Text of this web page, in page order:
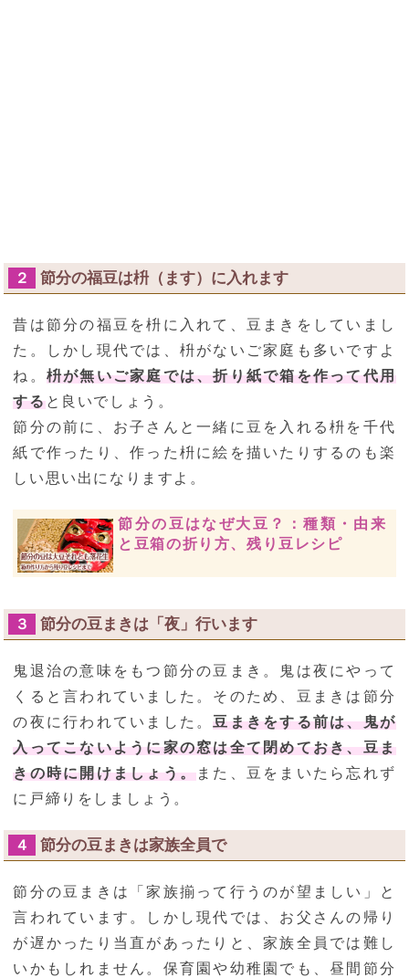
２ 節分の福豆は枡（ます）に入れます
昔は節分の福豆を枡に入れて、豆まきをしていまし
た。しかし現代では、枡がないご家庭も多いですよ
ね。 枡が無いご家庭では、折り紙で箱を作って代用
すると良いでしょう。
節分の前に、お子さんと一緒に豆を入れる枡を千代
紙で作ったり、作った枡に絵を描いたりするのも楽
しい思い出になりますよ。
節分の豆はなぜ大豆？：種類・由来
と豆箱の折り方、残り豆レシピ
３ 節分の豆まきは「夜」行います
鬼退治の意味をもつ節分の豆まき。鬼は夜にやって
くると言われていました。そのため、豆まきは節分
の夜に行われていました。豆まきをする前は、鬼が
入ってこないように家の窓は全て閉めておき、豆ま
きの時に開けましょう。また、豆をまいたら忘れず
に戸締りをしましょう。
４ 節分の豆まきは家族全員で
節分の豆まきは「家族揃って行うのが望ましい」と
言われています。しかし現代では、お父さんの帰り
が遅かったり当直があったりと、家族全員では難し
いかもしれません。保育園や幼稚園でも、昼間節分